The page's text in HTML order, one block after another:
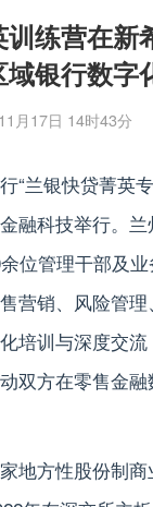
练营在新
银行数字
月17日 14时43分
“兰银快贷菁英
融科技举行。
位管理干部及
营销、风险管
培训与深度交
双方在零售金
地方性股份制